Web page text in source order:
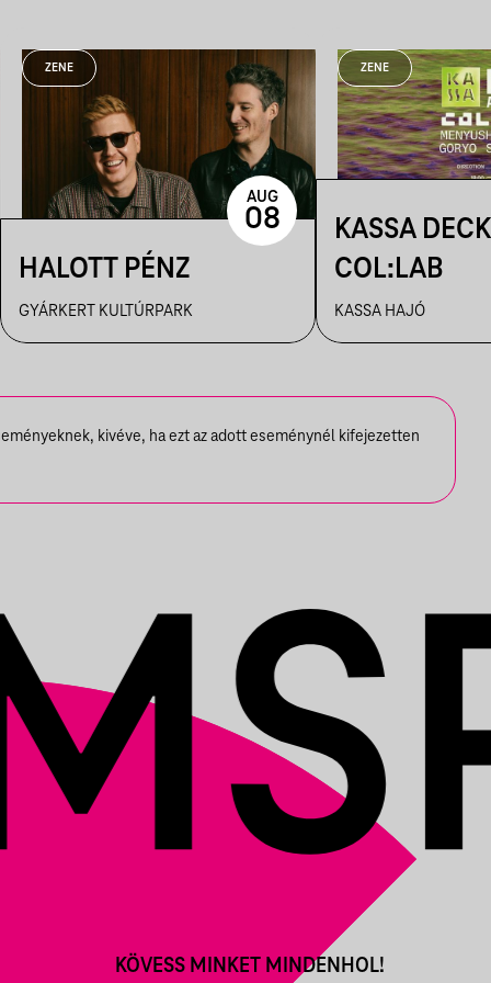
ZENE
HALOTT PÉNZ
GYÁRKERT KULTÚRPARK
AUG
08
ZENE
KASSA
COL:LAB
KASSA HAJÓ
kivéve, ha ezt az adott eseménynél kifejezetten
KÖVESS MINKET MINDENHOL!